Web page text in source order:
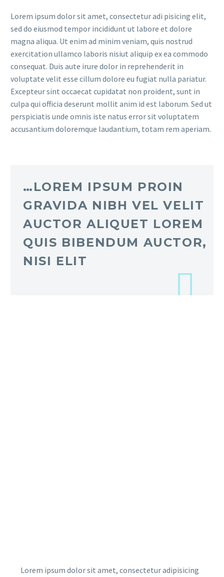
Lorem ipsum dolor sit amet, consectetur adi pisicing elit,
sed do eiusmod tempor incididunt ut labore et dolore
magna aliqua. Ut enim ad minim veniam, quis nostrud
exercitation ullamco laboris nisiut aliquip ex ea commodo
consequat. Duis aute irure dolor in reprehenderit in
voluptate velit esse cillum dolore eu fugiat nulla pariatur.
Excepteur sint occaecat cupidatat non proident, sunt in
culpa qui officia deserunt mollit anim id est laborum. Sed ut
perspiciatis unde omnis iste natus error sit voluptatem
accusantium doloremque laudantium, totam rem aperiam.
…LOREM IPSUM PROIN
GRAVIDA NIBH VEL VELIT
AUCTOR ALIQUET LOREM
QUIS BIBENDUM AUCTOR,
NISI ELIT
Lorem ipsum dolor sit amet, consectetur adipisicing